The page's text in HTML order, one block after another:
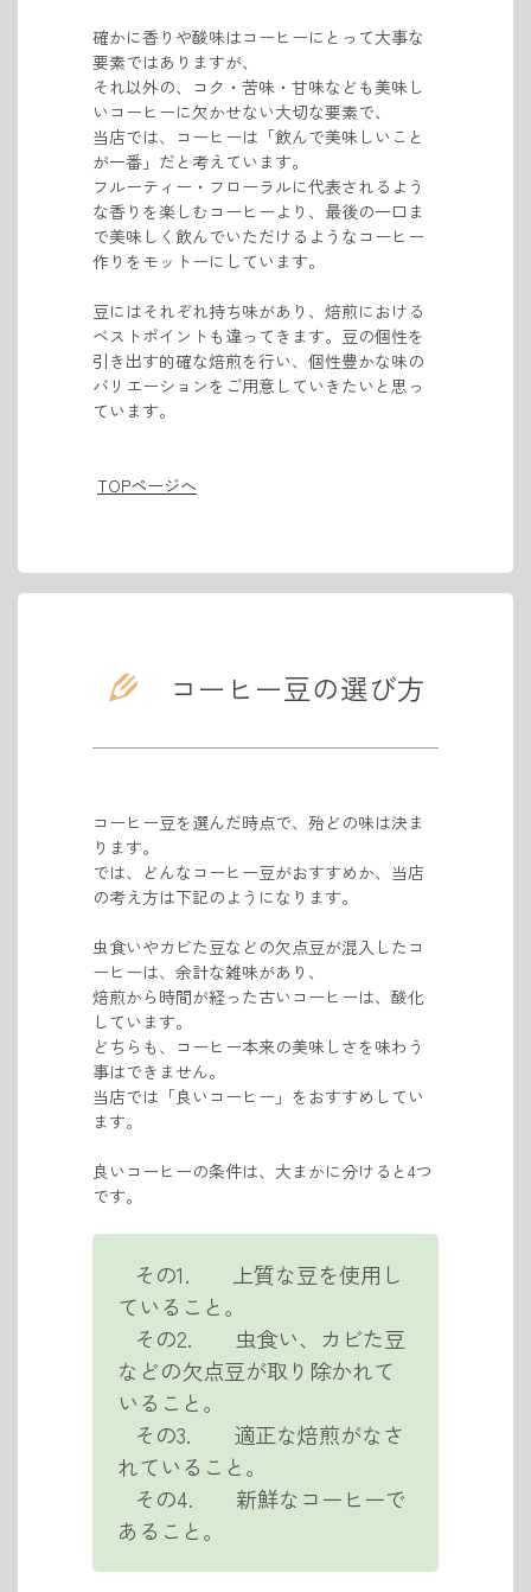
確かに香りや酸味はコーヒーにとって大事な
要素ではありますが、
それ以外の、 コク・苦味・甘味なども美味し
いコーヒーに欠かせない大切な要素で、
当店では、コーヒーは「飲んで美味しいこと
が一番」だと考えています。
フルーティー・フローラルに代表されるよう
な香りを楽しむコーヒーより、最後の一口ま
で美味しく飲んでいただけるようなコーヒー
作りをモットーにしています。
豆にはそれぞれ持ち味があり、焙煎における
ベストポイントも違ってきます。 豆の個性を
引き出す的確な焙煎を行い、 個性豊かな味の
バリエーションをご用意していきたいと思っ
ています。
TOPページへ
コーヒー豆の選び方
コーヒー豆を選んだ時点で、殆どの味は決ま
ります。
では、どんなコーヒー豆がおすすめか、当店
の考え方は下記のようになります。
虫食いやカビた豆などの欠点豆が混入したコ
ーヒーは、 余計な雑味があり、
焙煎から時間が経った古いコーヒーは、酸化
しています。
どちらも、コーヒー本来の美味しさを味わう
事はできません。
当店では「良いコーヒー」をおすすめしてい
ます。
良いコーヒーの条件は、大まかに分けると4つ
です。
その1. 上質な豆を使用し
ていること。
その2. 虫食い、カビた豆
などの欠点豆が取り除かれて
いること。
その3. 適正な焙煎がなさ
れていること。
その4. 新鮮なコーヒーで
あること。